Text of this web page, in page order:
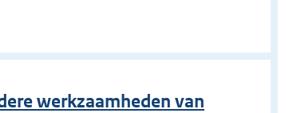
werkzaamheden van